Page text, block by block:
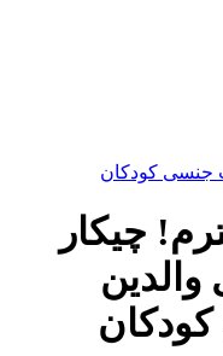
جنسی کودکان
چیکار
والدین